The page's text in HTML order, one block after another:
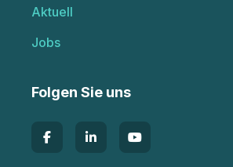
Aktuell
Jobs
Folgen Sie uns